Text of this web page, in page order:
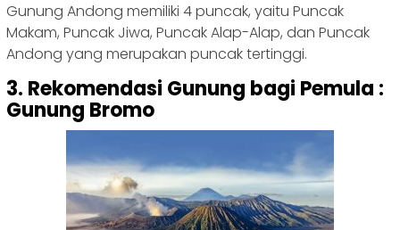
Gunung Andong memiliki 4 puncak, yaitu Puncak
Makam, Puncak Jiwa, Puncak Alap-Alap, dan Puncak
Andong yang merupakan puncak tertinggi.
3. Rekomendasi Gunung bagi Pemula :
Gunung Bromo